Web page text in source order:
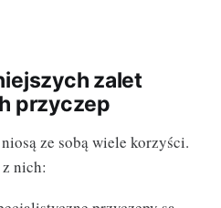
zalet
przyczep
ze sobą wiele korzyści.
nich: